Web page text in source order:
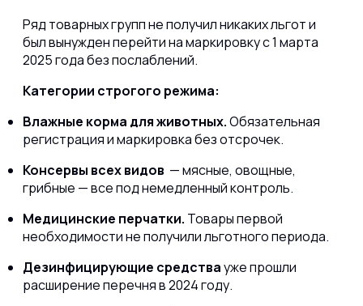
Ряд товарных групп не получил никаких льгот и
был вынужден перейти на маркировку с 1 марта
2025 года без послаблений.
Категории строгого режима:
Влажные корма для животных.Обязательная
регистрация и маркировка без отсрочек.
Консервы всех видов — мясные, овощные,
грибные — все под немедленный контроль.
Медицинские перчатки. Товары первой
необходимости не получили льготного периода.
Дезинфицирующие средствауже прошли
расширение перечня в 2024 году.